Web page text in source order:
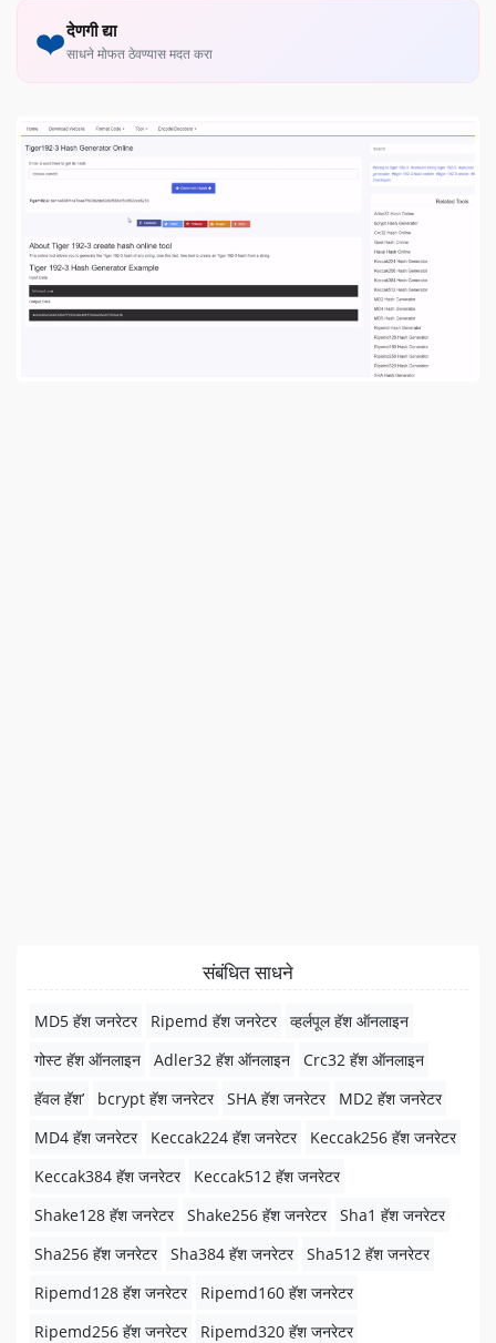
❤️देणगी द्या
साधने मोफत ठेवण्यास मदत करा
संबंधित साधने
MD5 हॅश जनरेटर Ripemd हॅश जनरेटर
व्हर्लपूल हॅश ऑनलाइन
गोस्ट हॅश ऑनलाइन
Adler32 हॅश ऑनलाइन
Crc32 हॅश ऑनलाइन
हॅवल हॅश’
bcrypt हॅश जनरेटर SHA हॅश जनरेटर
MD2 हॅश जनरेटर
MD4 हॅश जनरेटर
Keccak224 हॅश जनरेटर
Keccak256 हॅश जनरेटर
Keccak384 हॅश जनरेटर
Keccak512 हॅश जनरेटर
Shake128 हॅश जनरेटर
Shake256 हॅश जनरेटर
Sha1 हॅश जनरेटर
Sha256 हॅश जनरेटर
Sha384 हॅश जनरेटर
Sha512 हॅश जनरेटर
Ripemd128 हॅश जनरेटर
Ripemd160 हॅश जनरेटर
Ripemd256 हॅश जनरेटर
Ripemd320 हॅश जनरेटर